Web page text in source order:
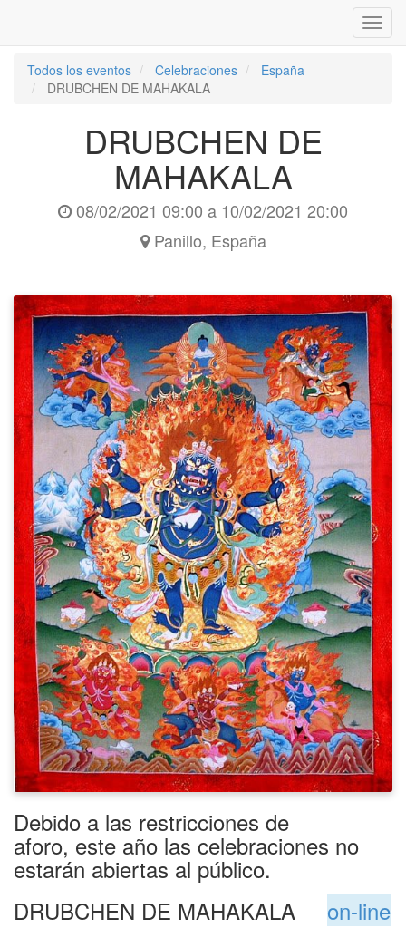
Todos los eventos
Celebraciones
España
DRUBCHEN DE MAHAKALA
DRUBCHEN DE
MAHAKALA
08/02/2021 09:00 a 10/02/2021 20:00
Panillo, España
Debido a las restricciones de
aforo, este año las celebraciones no
estarán abiertas al público.
DRUBCHEN DE MAHAKALA on-line